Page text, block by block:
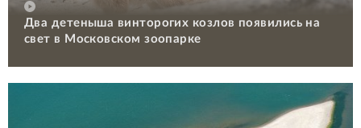
Два детеныша винторогих козлов появились на
свет в Московском зоопарке